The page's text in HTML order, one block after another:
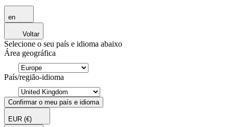
en
Voltar
Selecione o seu país e idioma abaixo
Área geográfica
País/região-idioma
Confirmar o meu país e idioma
EUR (€)